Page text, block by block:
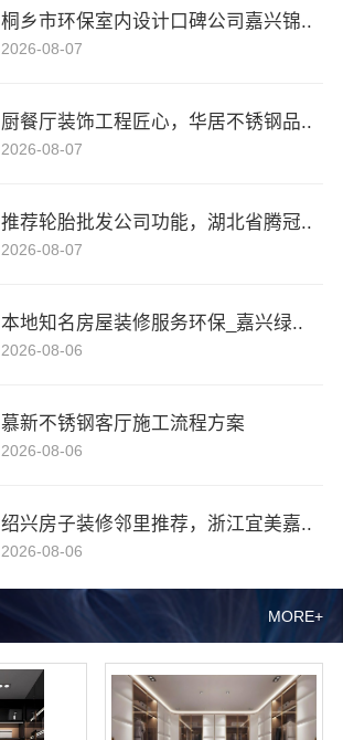
MORE+
桐乡市环保室内设计口碑公司嘉兴锦..
2026-08-07
厨餐厅装饰工程匠心，华居不锈钢品..
2026-08-07
推荐轮胎批发公司功能，湖北省腾冠..
2026-08-07
本地知名房屋装修服务环保_嘉兴绿..
2026-08-06
慕新不锈钢客厅施工流程方案
2026-08-06
绍兴房子装修邻里推荐，浙江宜美嘉..
2026-08-06